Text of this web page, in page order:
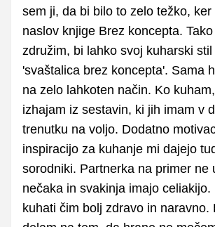
sem ji, da bi bilo to zelo težko, ker
naslov knjige Brez koncepta.
združim, bi lahko svoj kuharski
'svaštalica brez koncepta'. Sama
na zelo lahkoten način. Ko
izhajam iz sestavin, ki jih imam v
trenutku na voljo. Dodatno
inspiracijo za kuhanje mi dajejo
sorodniki. Partnerka na primer ne
nečaka in svakinja imajo
kuhati čim bolj zdravo in naravno.